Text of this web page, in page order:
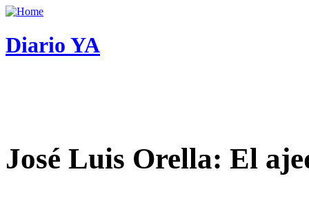
Diario YA
José Luis Orella: El